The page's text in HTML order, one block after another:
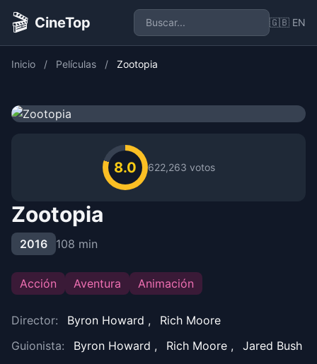
🎬 CineTop 🇬🇧 EN
Inicio / Películas / Zootopia
8.0 622,263 votos
Zootopia
2016 108 min
Acción Aventura Animación
Director: Byron Howard ,
Rich Moore
Guionista:
Byron Howard , Rich Moore , Jared Bush